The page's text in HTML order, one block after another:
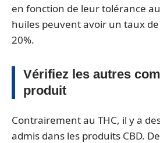
en fonction de leur tolérance
huiles peuvent avoir un taux de
20%.
Vérifiez les autres
produit
Contrairement au THC, il y a
admis dans les produits CBD.